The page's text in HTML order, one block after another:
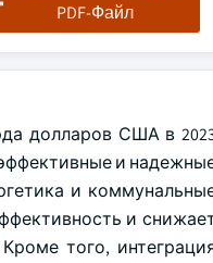
PDF-Файл
долларов США в
эффективные и
и
и
того,